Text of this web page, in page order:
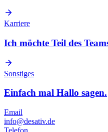
Karriere
Ich möchte Teil des
Sonstiges
Einfach mal Hallo sagen.
Email
info@desativ.de